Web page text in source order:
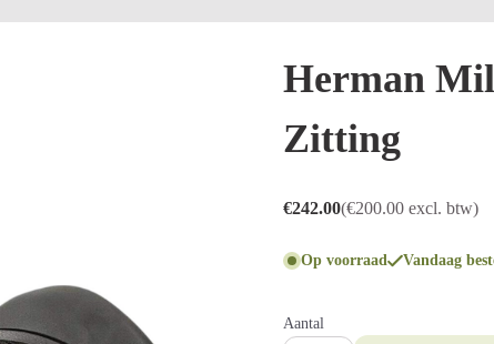
Herman
Zitting
€242.00(€200.00 excl. btw)
Op voorraad Vandaag
Aantal